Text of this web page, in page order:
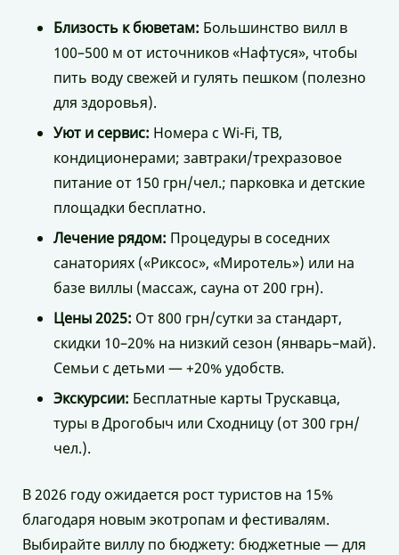
Близость к бюветам: Большинство вилл в
100–500 м от источников «Нафтуся», чтобы
пить воду свежей и гулять пешком (полезно
для здоровья).
Уют и сервис: Номера с Wi-Fi, ТВ,
кондиционерами; завтраки/трехразовое
питание от 150 грн/чел.; парковка и детские
площадки бесплатно.
Лечение рядом: Процедуры в соседних
санаториях («Риксос», «Миротель») или на
базе виллы (массаж, сауна от 200 грн).
Цены 2025: От 800 грн/сутки за стандарт,
скидки 10–20% на низкий сезон (январь–май).
Семьи с детьми — +20% удобств.
Экскурсии: Бесплатные карты Трускавца,
туры в Дрогобыч или Сходницу (от 300 грн/
чел.).
В 2026 году ожидается рост туристов на 15%
благодаря новым экотропам и фестивалям.
Выбирайте виллу по бюджету: бюджетные — для